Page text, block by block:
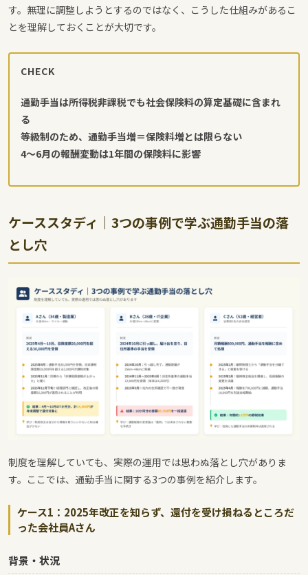
す。無理に調整しようとするのではなく、こうした仕組みがあるこ
とを理解しておくことが大切です。
CHECK
通勤手当は所得税非課税でも社会保険料の算定基礎に含まれ
る
等級制のため、通勤手当増＝保険料増とは限らない
4〜6月の報酬変動は1年間の保険料に影響
ケーススタディ｜3つの事例で学ぶ通勤手当の落
とし穴
制度を理解していても、実際の運用では思わぬ落とし穴がありま
す。ここでは、通勤手当に関する3つの事例を紹介します。
ケース1：2025年改正を知らず、還付を受け損ねるところだ
った会社員Aさん
背景・状況